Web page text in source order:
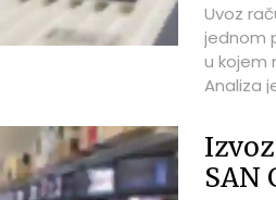
Uvoz
jednom
u kojem
Analiza
U
u 2025.
SAN